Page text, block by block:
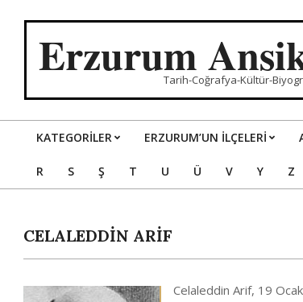
ErzurumTarih-Coğrafya-Kültür-
Primary
Navigation
KATEGORILER ERZURUM’UN İLÇELERİ
R S Ş T U Ü V Y Z
CELALEDDİN ARİF
Celaleddin Arif, 19